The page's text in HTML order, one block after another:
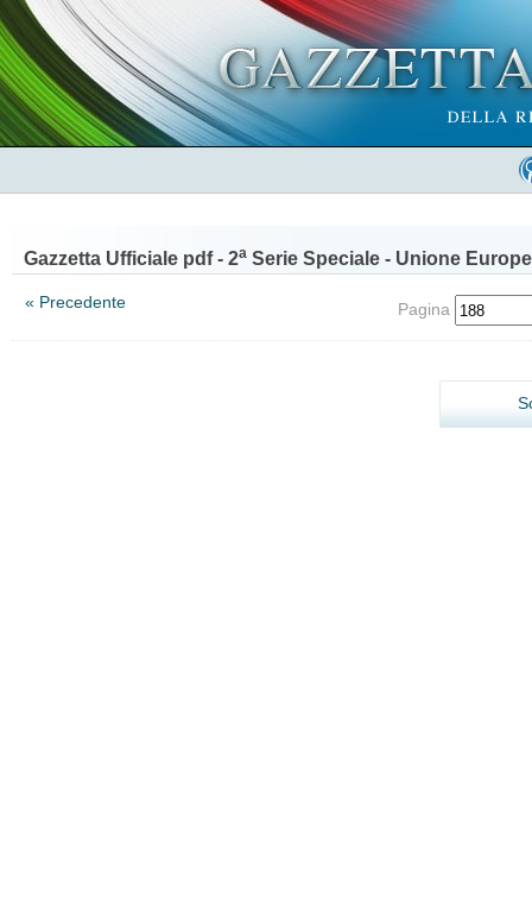
Gazzetta Ufficiale pdf - 2a Serie Speciale - Unione
« Precedente Pagina